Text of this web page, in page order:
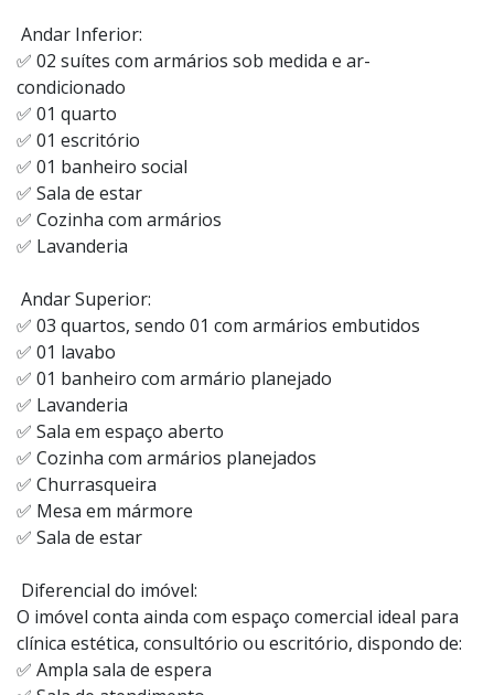
Andar Inferior:
✅ 02 suítes com armários sob medida e ar-
condicionado
✅ 01 quarto
✅ 01 escritório
✅ 01 banheiro social
✅ Sala de estar
✅ Cozinha com armários
✅ Lavanderia
Andar Superior:
✅ 03 quartos, sendo 01 com armários embutidos
✅ 01 lavabo
✅ 01 banheiro com armário planejado
✅ Lavanderia
✅ Sala em espaço aberto
✅ Cozinha com armários planejados
✅ Churrasqueira
✅ Mesa em mármore
✅ Sala de estar
Diferencial do imóvel:
O imóvel conta ainda com espaço comercial ideal para
clínica estética, consultório ou escritório, dispondo de:
✅ Ampla sala de espera